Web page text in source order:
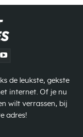
de leukste, gekste
internet. Of je nu
wilt verrassen, bij
adres!